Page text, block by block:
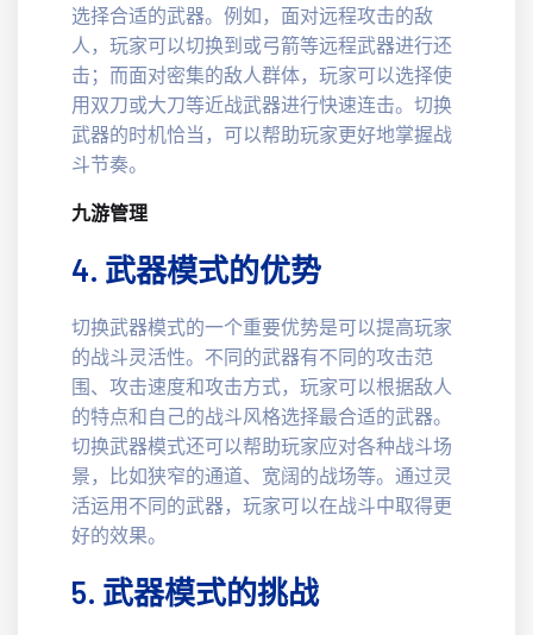
选择合适的武器。例如，面对远程攻击的敌
人，玩家可以切换到或弓箭等远程武器进行还
击；而面对密集的敌人群体，玩家可以选择使
用双刀或大刀等近战武器进行快速连击。切换
武器的时机恰当，可以帮助玩家更好地掌握战
斗节奏。
九游管理
4. 武器模式的优势
切换武器模式的一个重要优势是可以提高玩家
的战斗灵活性。不同的武器有不同的攻击范
围、攻击速度和攻击方式，玩家可以根据敌人
的特点和自己的战斗风格选择最合适的武器。
切换武器模式还可以帮助玩家应对各种战斗场
景，比如狭窄的通道、宽阔的战场等。通过灵
活运用不同的武器，玩家可以在战斗中取得更
好的效果。
5. 武器模式的挑战